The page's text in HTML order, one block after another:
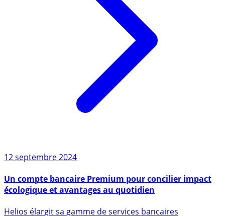
12 septembre 2024
écologique et avantages au quotidien